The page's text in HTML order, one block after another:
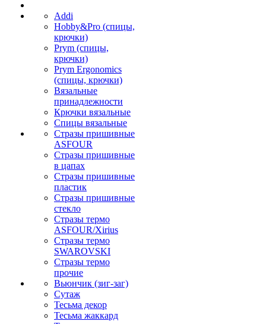
Addi
Hobby&Pro (спицы,
крючки)
Prym (спицы,
крючки)
Prym Ergonomics
(спицы, крючки)
Вязальные
принадлежности
Крючки вязальные
Спицы вязальные
Стразы пришивные
ASFOUR
Стразы пришивные
в цапах
Стразы пришивные
пластик
Стразы пришивные
стекло
Стразы термо
ASFOUR/Xirius
Стразы термо
SWAROVSKI
Стразы термо
прочие
Вьюнчик (зиг-заг)
Сутаж
Тесьма декор
Тесьма жаккард